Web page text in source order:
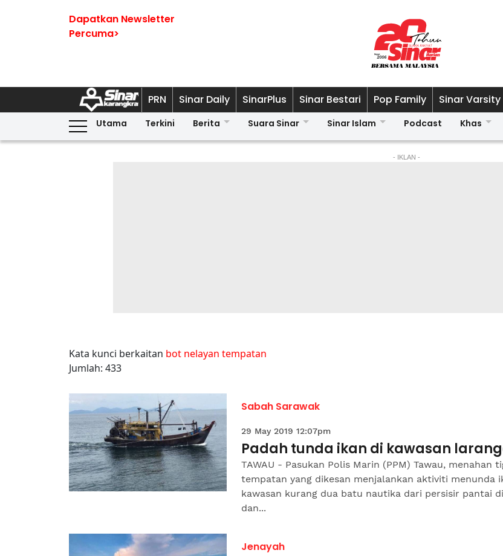
Dapatkan Newsletter
Percuma>
PRN Sinar Daily SinarPlus Sinar Bestari Pop Family Sinar Varsity
Utama Terkini Berita Suara Sinar Sinar Islam Podcast Khas
- IKLAN -
Kata kunci berkaitan bot nelayan tempatan
Jumlah: 433
Sabah Sarawak
29 May 2019 12:07pm
Padah tunda ikan di kawasan
TAWAU - Pasukan Polis Marin (PPM) Tawau, menahan
tempatan yang dikesan menjalankan aktiviti menunda
kawasan kurang dua batu nautika dari persisir pantai
dan...
Jenayah